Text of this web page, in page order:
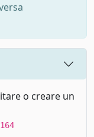
o creare un